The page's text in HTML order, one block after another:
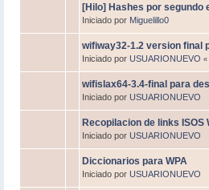
[Hilo] Hashes por segundo
Iniciado por Miguelillo0
wifiway32-1.2 version final
Iniciado por USUARIONUEVO «
wifislax64-3.4-final para
Iniciado por USUARIONUEVO
Recopilacion de links ISOS
Iniciado por USUARIONUEVO
Diccionarios para WPA
Iniciado por USUARIONUEVO